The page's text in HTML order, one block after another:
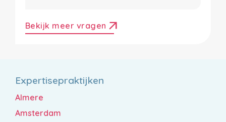
Bekijk meer vragen arrow_outward
Expertisepraktijken
Almere
Amsterdam